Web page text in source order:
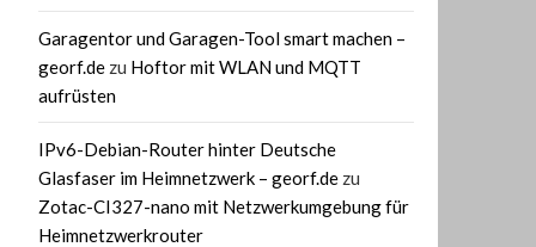
Garagentor und Garagen-Tool smart machen –
georf.de zu Hoftor mit WLAN und MQTT
aufrüsten
IPv6-Debian-Router hinter Deutsche
Glasfaser im Heimnetzwerk – georf.de zu
Zotac-CI327-nano mit Netzwerkumgebung für
Heimnetzwerkrouter